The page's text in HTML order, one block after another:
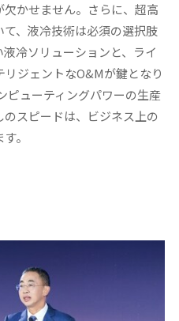
かせません。さらに、超高
、液冷技術は必須の選択肢
冷ソリューションと、ライ
ジェントなO&Mが鍵となり
ピューティングパワーの生産
スピードは、ビジネス上の
。